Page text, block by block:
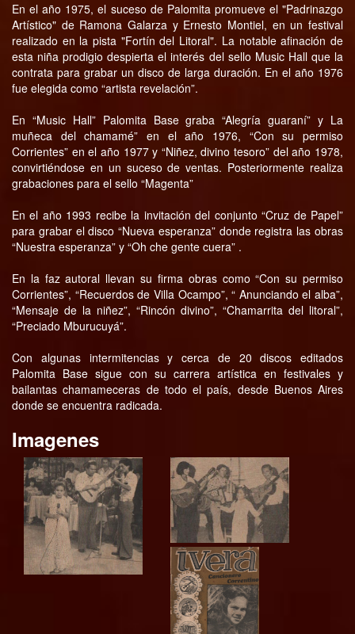
En el año 1975, el suceso de Palomita promueve el "Padrinazgo
Artístico" de Ramona Galarza y Ernesto Montiel, en un festival
realizado en la pista "Fortín del Litoral". La notable afinación de
esta niña prodigio despierta el interés del sello Music Hall que la
contrata para grabar un disco de larga duración. En el año 1976
fue elegida como “artista revelación”.
En “Music Hall” Palomita Base graba “Alegría guaraní” y La
muñeca del chamamé” en el año 1976, “Con su permiso
Corrientes” en el año 1977 y “Niñez, divino tesoro” del año 1978,
convirtiéndose en un suceso de ventas. Posteriormente realiza
grabaciones para el sello “Magenta”
En el año 1993 recibe la invitación del conjunto “Cruz de Papel”
para grabar el disco “Nueva esperanza” donde registra las obras
“Nuestra esperanza” y “Oh che gente cuera” .
En la faz autoral llevan su firma obras como “Con su permiso
Corrientes”, “Recuerdos de Villa Ocampo”, “ Anunciando el alba”,
“Mensaje de la niñez”, “Rincón divino”, “Chamarrita del litoral”,
“Preciado Mburucuyá”.
Con algunas intermitencias y cerca de 20 discos editados
Palomita Base sigue con su carrera artística en festivales y
bailantas chamameceras de todo el país, desde Buenos Aires
donde se encuentra radicada.
Imagenes